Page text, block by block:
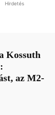
Hirdetés
Kossuth
az M2-